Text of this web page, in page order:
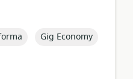
topic:
Gig Economy